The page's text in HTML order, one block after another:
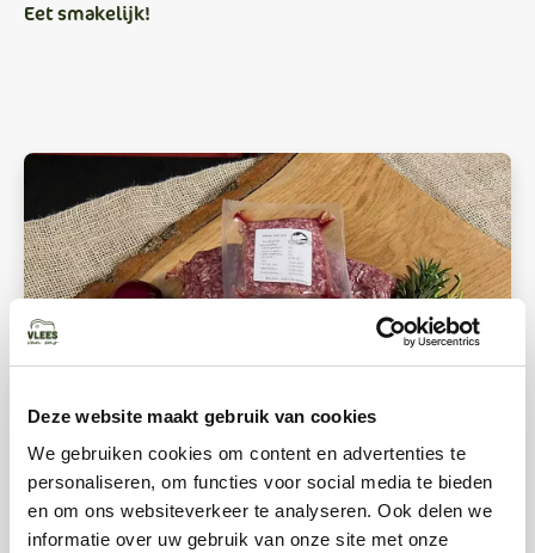
Deze website maakt gebruik van cookies
We gebruiken cookies om content en advertenties te
personaliseren, om functies voor social media te bieden
en om ons websiteverkeer te analyseren. Ook delen we
informatie over uw gebruik van onze site met onze
Eet smakelijk!
GEHAKT RUND
Grasgevoerd rundergehakt 333 gram